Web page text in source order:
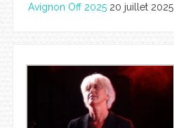
Avignon Off 2025 20 juillet 2025